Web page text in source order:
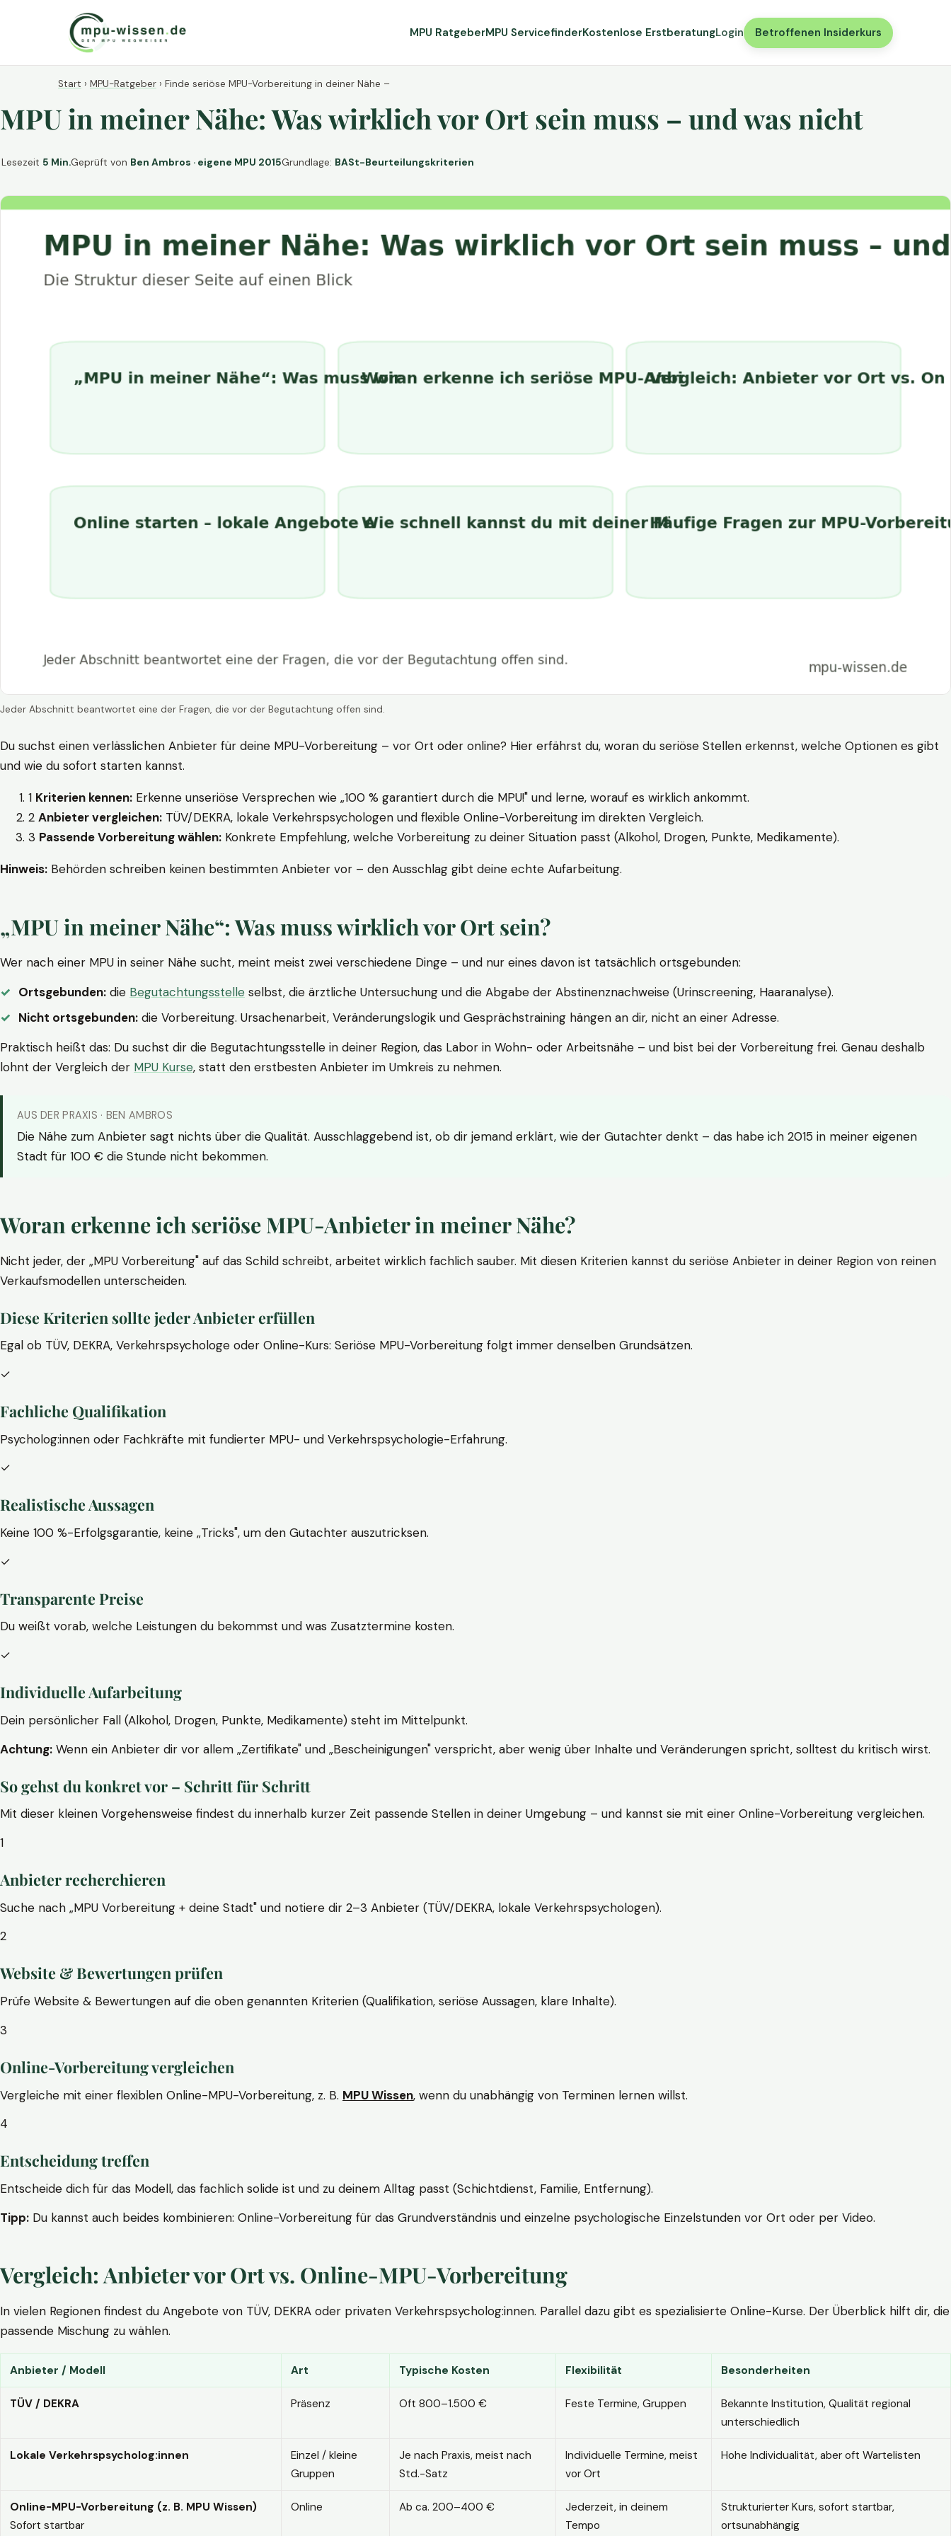
MPU RatgeberMPU ServicefinderKostenlose ErstberatungLogin Betroffenen Insiderkurs
Start › MPU-Ratgeber › Finde seriöse MPU-Vorbereitung in deiner Nähe –
MPU in meiner Nähe: Was wirklich vor Ort sein muss – und was nicht
Lesezeit 5 Min.Geprüft von Ben Ambros · eigene MPU 2015Grundlage: BASt-Beurteilungskriterien
Jeder Abschnitt beantwortet eine der Fragen, die vor der Begutachtung offen sind.
Du suchst einen verlässlichen Anbieter für deine MPU-Vorbereitung – vor Ort oder online? Hier erfährst du, woran du seriöse Stellen erkennst, welche Optionen es gibt
und wie du sofort starten kannst.
1 Kriterien kennen: Erkenne unseriöse Versprechen wie „100 % garantiert durch die MPU!" und lerne, worauf es wirklich ankommt.
2 Anbieter vergleichen: TÜV/DEKRA, lokale Verkehrspsychologen und flexible Online-Vorbereitung im direkten Vergleich.
3 Passende Vorbereitung wählen: Konkrete Empfehlung, welche Vorbereitung zu deiner Situation passt (Alkohol, Drogen, Punkte, Medikamente).
Hinweis: Behörden schreiben keinen bestimmten Anbieter vor – den Ausschlag gibt deine echte Aufarbeitung.
„MPU in meiner Nähe“: Was muss wirklich vor Ort sein?
Wer nach einer MPU in seiner Nähe sucht, meint meist zwei verschiedene Dinge – und nur eines davon ist tatsächlich ortsgebunden:
Ortsgebunden: die Begutachtungsstelle selbst, die ärztliche Untersuchung und die Abgabe der Abstinenznachweise (Urinscreening, Haaranalyse).
Nicht ortsgebunden: die Vorbereitung. Ursachenarbeit, Veränderungslogik und Gesprächstraining hängen an dir, nicht an einer Adresse.
Praktisch heißt das: Du suchst dir die Begutachtungsstelle in deiner Region, das Labor in Wohn- oder Arbeitsnähe – und bist bei der Vorbereitung frei. Genau deshalb
lohnt der Vergleich der MPU Kurse, statt den erstbesten Anbieter im Umkreis zu nehmen.
AUS DER PRAXIS · BEN AMBROS
Die Nähe zum Anbieter sagt nichts über die Qualität. Ausschlaggebend ist, ob dir jemand erklärt, wie der Gutachter denkt – das habe ich 2015 in meiner eigenen
Stadt für 100 € die Stunde nicht bekommen.
Woran erkenne ich seriöse MPU-Anbieter in meiner Nähe?
Nicht jeder, der „MPU Vorbereitung" auf das Schild schreibt, arbeitet wirklich fachlich sauber. Mit diesen Kriterien kannst du seriöse Anbieter in deiner Region von reinen
Verkaufsmodellen unterscheiden.
Diese Kriterien sollte jeder Anbieter erfüllen
Egal ob TÜV, DEKRA, Verkehrspsychologe oder Online-Kurs: Seriöse MPU-Vorbereitung folgt immer denselben Grundsätzen.
✓
Fachliche Qualifikation
Psycholog:innen oder Fachkräfte mit fundierter MPU- und Verkehrspsychologie-Erfahrung.
✓
Realistische Aussagen
Keine 100 %-Erfolgsgarantie, keine „Tricks", um den Gutachter auszutricksen.
✓
Transparente Preise
Du weißt vorab, welche Leistungen du bekommst und was Zusatztermine kosten.
✓
Individuelle Aufarbeitung
Dein persönlicher Fall (Alkohol, Drogen, Punkte, Medikamente) steht im Mittelpunkt.
Achtung: Wenn ein Anbieter dir vor allem „Zertifikate" und „Bescheinigungen" verspricht, aber wenig über Inhalte und Veränderungen spricht, solltest du kritisch wirst.
So gehst du konkret vor – Schritt für Schritt
Mit dieser kleinen Vorgehensweise findest du innerhalb kurzer Zeit passende Stellen in deiner Umgebung – und kannst sie mit einer Online-Vorbereitung vergleichen.
1
Anbieter recherchieren
Suche nach „MPU Vorbereitung + deine Stadt" und notiere dir 2–3 Anbieter (TÜV/DEKRA, lokale Verkehrspsychologen).
2
Website & Bewertungen prüfen
Prüfe Website & Bewertungen auf die oben genannten Kriterien (Qualifikation, seriöse Aussagen, klare Inhalte).
3
Online-Vorbereitung vergleichen
Vergleiche mit einer flexiblen Online-MPU-Vorbereitung, z. B. MPU Wissen, wenn du unabhängig von Terminen lernen willst.
4
Entscheidung treffen
Entscheide dich für das Modell, das fachlich solide ist und zu deinem Alltag passt (Schichtdienst, Familie, Entfernung).
Tipp: Du kannst auch beides kombinieren: Online-Vorbereitung für das Grundverständnis und einzelne psychologische Einzelstunden vor Ort oder per Video.
Vergleich: Anbieter vor Ort vs. Online-MPU-Vorbereitung
In vielen Regionen findest du Angebote von TÜV, DEKRA oder privaten Verkehrspsycholog:innen. Parallel dazu gibt es spezialisierte Online-Kurse. Der Überblick hilft dir, die
passende Mischung zu wählen.
Anbieter / Modell Art Typische Kosten Flexibilität Besonderheiten
TÜV / DEKRA Präsenz Oft 800–1.500 € Feste Termine, Gruppen
Bekannte Institution, Qualität regional
unterschiedlich
Lokale Verkehrspsycholog:innen
Einzel / kleine
Gruppen
Je nach Praxis, meist nach
Std.-Satz
Individuelle Termine, meist
vor Ort
Hohe Individualität, aber oft Wartelisten
Online-MPU-Vorbereitung (z. B. MPU Wissen)
Sofort startbar
Online Ab ca. 200–400 €
Jederzeit, in deinem
Tempo
Strukturierter Kurs, sofort startbar,
ortsunabhängig